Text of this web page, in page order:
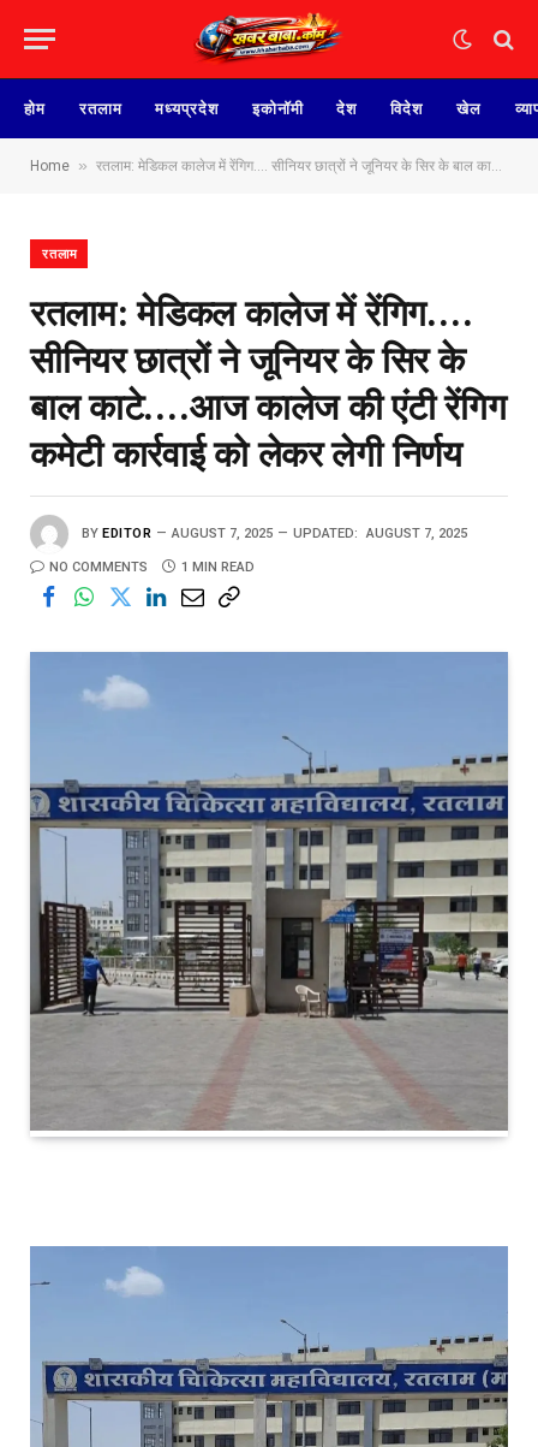
होम रतलाम मध्यप्रदेश इकोनॉमी देश विदेश खेल
Home » रतलाम: मेडिकल कालेज में रेंगिग…. सीनियर छात्रों ने जूनियर के सिर के बाल काटे….आज कालेज की एंटी रेंगिग कमेटी कार्रवाई को लेकर लेगी निर्णय
रतलाम
रतलाम: मेडिकल कालेज में रेंगिग….
सीनियर छात्रों ने जूनियर के सिर के
बाल काटे….आज कालेज की एंटी रेंगिग
कमेटी कार्रवाई को लेकर लेगी निर्णय
BY EDITOR AUGUST 7, 2025 UPDATED: AUGUST 7, 2025
NO COMMENTS 1 MIN READ